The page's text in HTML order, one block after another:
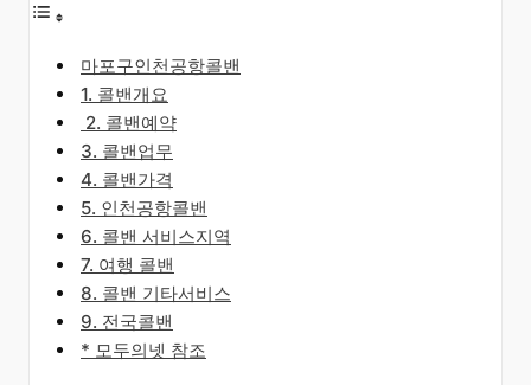
마포구인천공항콜밴
​1. 콜밴개요
​2. 콜밴예약
3. 콜밴업무
4. 콜밴가격
5. 인천공항콜밴
6. 콜밴 서비스지역
7. 여행 콜밴
8. 콜밴 기타서비스
9. 전국콜밴
* 모두의넷 참조